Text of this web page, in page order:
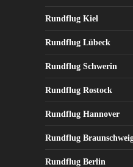
Rundflug Kiel
Rundflug Lübeck
Rundflug Schwerin
Rundflug Rostock
Rundflug Hannover
Rundflug
Rundflug Berlin